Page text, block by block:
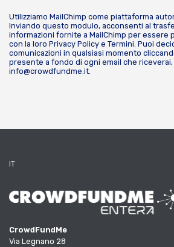
Utilizziamo MailChimp come piattaforma
Inviando questo modulo, acconsenti al
informazioni fornite a MailChimp per essere
con la loro Privacy Policy e Termini. Puoi
comunicazioni in qualsiasi momento
presente a fondo di ogni email che
info@crowdfundme.it.
IT
CrowdFundMe
Via Legnano 28